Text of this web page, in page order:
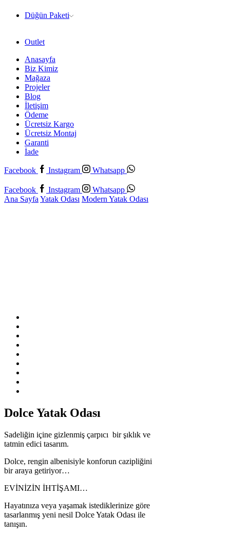
Düğün Paketi
Outlet
Anasayfa
Biz Kimiz
Mağaza
Projeler
Blog
İletişim
Ödeme
Ücretsiz Kargo
Ücretsiz Montaj
Garanti
İade
Facebook Instagram Whatsapp
Facebook Instagram
Whatsapp
Ana Sayfa Yatak Odası Modern Yatak Odası
Dolce Yatak Odası
Sadeliğin içine gizlenmiş çarpıcı bir şıklık ve
tatmin edici tasarım.
Dolce, rengin albenisiyle konforun cazipliğini
bir araya getiriyor…
EVİNİZİN İHTİŞAMI…
Hayatınıza veya yaşamak istediklerinize göre
tasarlanmış yeni nesil Dolce Yatak Odası ile
tanışın.